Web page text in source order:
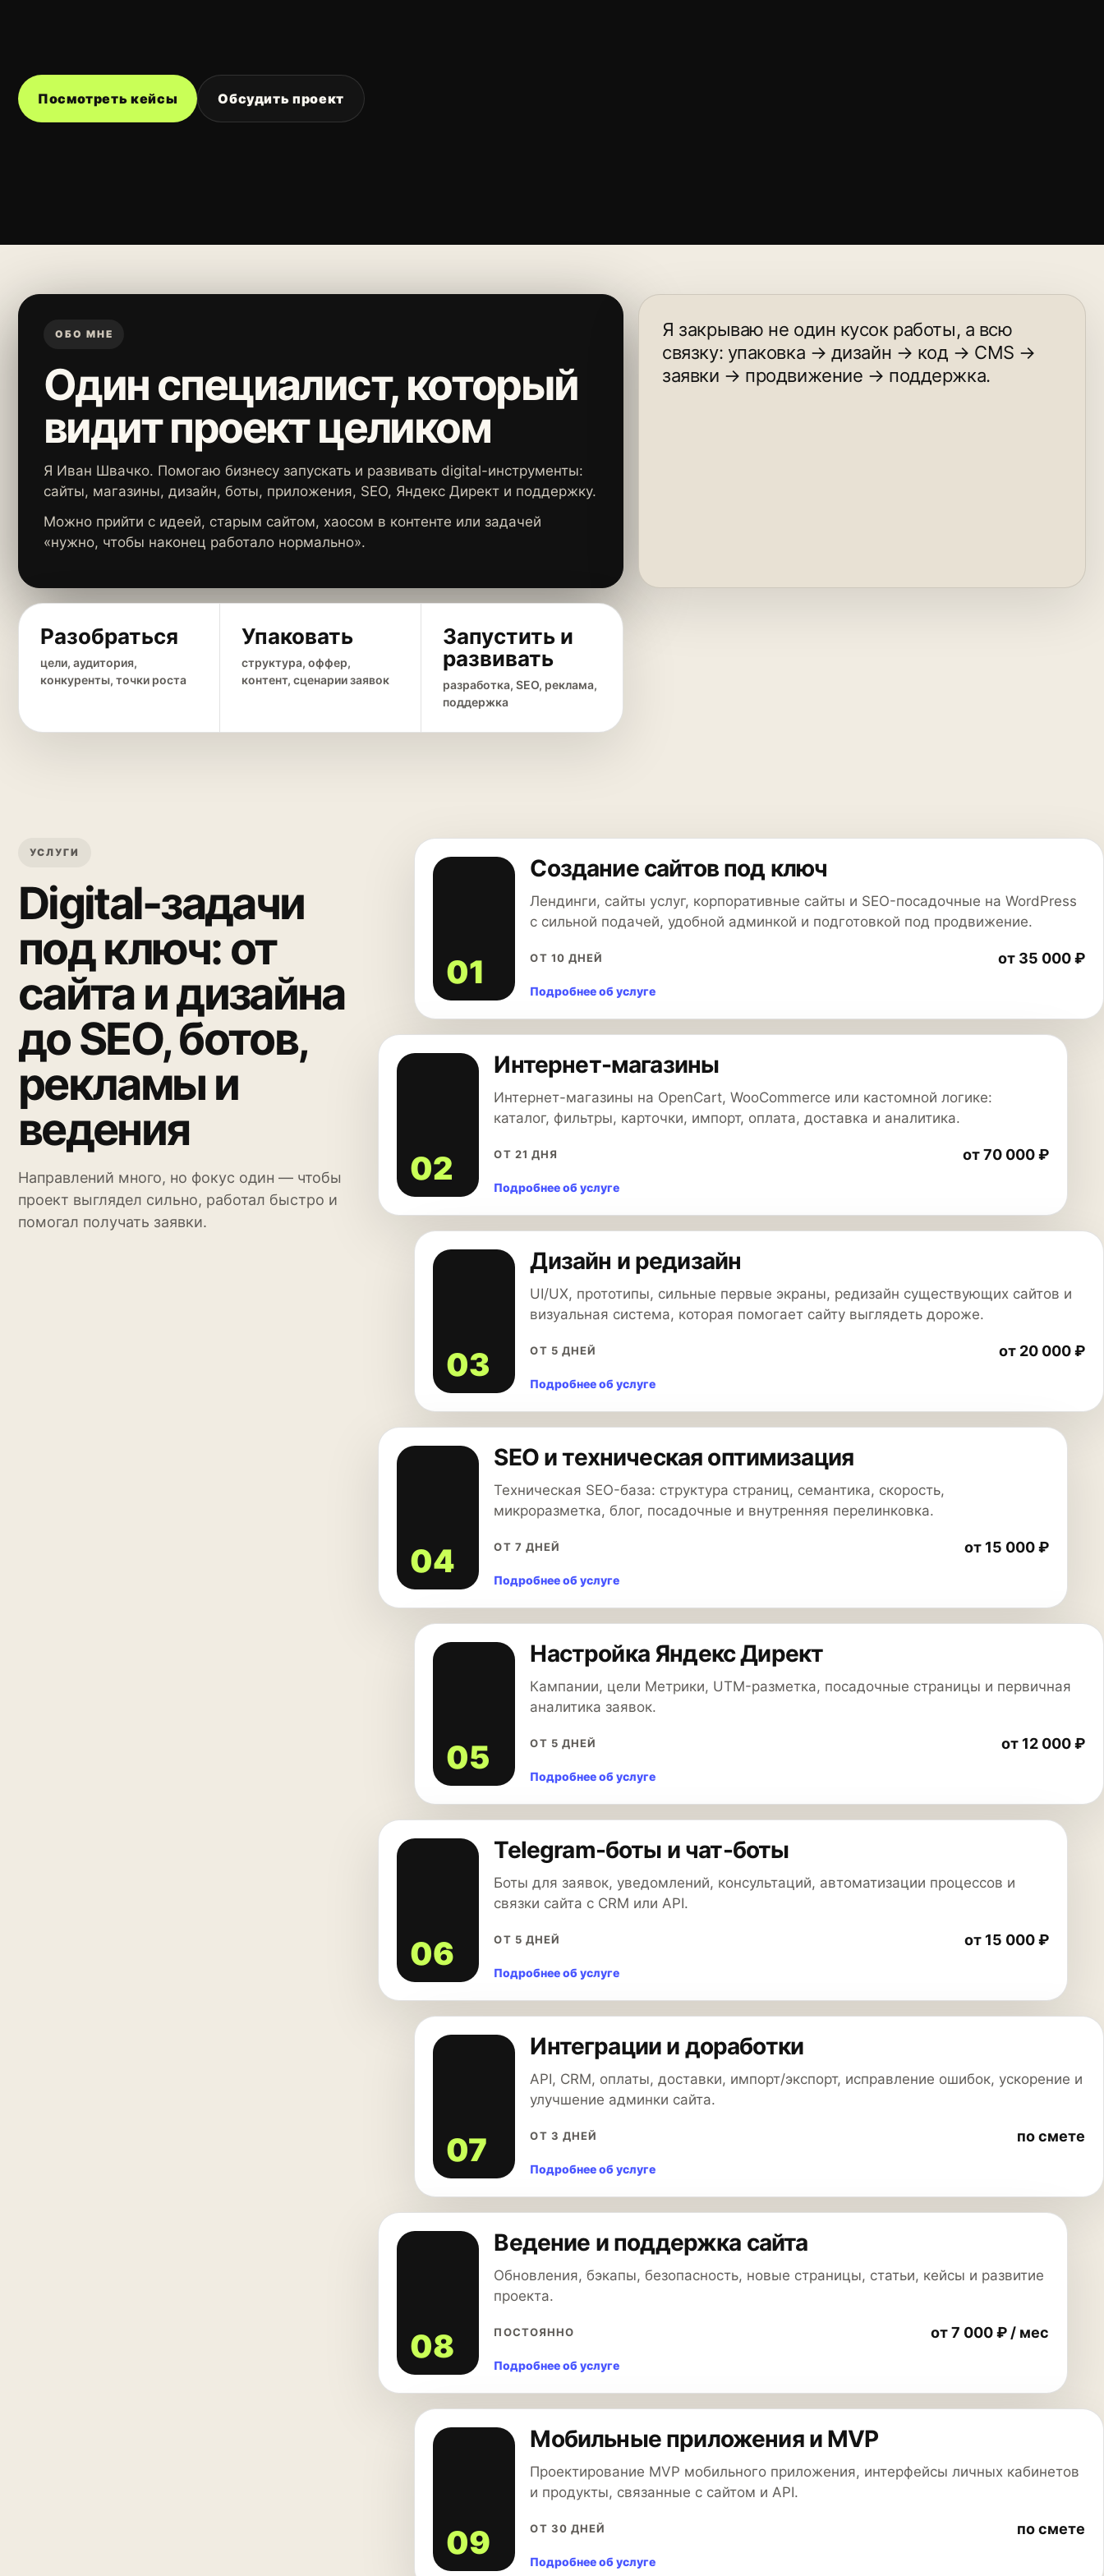
Посмотреть кейсы Обсудить проект
ОБО МНЕ
Один специалист, который
видит проект целиком
Я Иван Швачко. Помогаю бизнесу запускать и развивать digital-инструменты:
сайты, магазины, дизайн, боты, приложения, SEO, Яндекс Директ и поддержку.
Можно прийти с идеей, старым сайтом, хаосом в контенте или задачей
«нужно, чтобы наконец работало нормально».
Я закрываю не один кусок работы, а всю
связку: упаковка → дизайн → код → CMS →
заявки → продвижение → поддержка.
Разобраться
цели, аудитория,
конкуренты, точки роста
Упаковать
структура, оффер,
контент, сценарии заявок
Запустить и
развивать
разработка, SEO, реклама,
поддержка
УСЛУГИ
Digital-задачи
под ключ: от
сайта и дизайна
до SEO, ботов,
рекламы и
ведения
Направлений много, но фокус один — чтобы
проект выглядел сильно, работал быстро и
помогал получать заявки.
01
Создание сайтов под ключ
Лендинги, сайты услуг, корпоративные сайты и SEO-посадочные на WordPress
с сильной подачей, удобной админкой и подготовкой под продвижение.
ОТ 10 ДНЕЙ от 35 000 ₽
Подробнее об услуге
02
Интернет-магазины
Интернет-магазины на OpenCart, WooCommerce или кастомной логике:
каталог, фильтры, карточки, импорт, оплата, доставка и аналитика.
ОТ 21 ДНЯ от 70 000 ₽
Подробнее об услуге
03
Дизайн и редизайн
UI/UX, прототипы, сильные первые экраны, редизайн существующих сайтов и
визуальная система, которая помогает сайту выглядеть дороже.
ОТ 5 ДНЕЙ от 20 000 ₽
Подробнее об услуге
04
SEO и техническая оптимизация
Техническая SEO-база: структура страниц, семантика, скорость,
микроразметка, блог, посадочные и внутренняя перелинковка.
ОТ 7 ДНЕЙ от 15 000 ₽
Подробнее об услуге
05
Настройка Яндекс Директ
Кампании, цели Метрики, UTM-разметка, посадочные страницы и первичная
аналитика заявок.
ОТ 5 ДНЕЙ от 12 000 ₽
Подробнее об услуге
06
Telegram-боты и чат-боты
Боты для заявок, уведомлений, консультаций, автоматизации процессов и
связки сайта с CRM или API.
ОТ 5 ДНЕЙ от 15 000 ₽
Подробнее об услуге
07
Интеграции и доработки
API, CRM, оплаты, доставки, импорт/экспорт, исправление ошибок, ускорение и
улучшение админки сайта.
ОТ 3 ДНЕЙ по смете
Подробнее об услуге
08
Ведение и поддержка сайта
Обновления, бэкапы, безопасность, новые страницы, статьи, кейсы и развитие
проекта.
ПОСТОЯННО от 7 000 ₽ / мес
Подробнее об услуге
09
Мобильные приложения и MVP
Проектирование MVP мобильного приложения, интерфейсы личных кабинетов
и продукты, связанные с сайтом и API.
ОТ 30 ДНЕЙ по смете
Подробнее об услуге